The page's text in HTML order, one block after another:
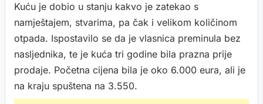
Kuću je dobio u stanju kakvo je zatekao s
namještajem, stvarima, pa čak i velikom količinom
otpada. Ispostavilo se da je vlasnica preminula bez
nasljednika, te je kuća tri godine bila prazna prije
prodaje. Početna cijena bila je oko 6.000 eura, ali je
na kraju spuštena na 3.550.